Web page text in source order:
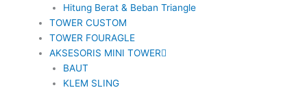
t
a
r
Hitung Berat & Beban Triangle
TOWER CUSTOM
TOWER FOURAGLE
AKSESORIS MINI TOWER
BAUT
KLEM SLING